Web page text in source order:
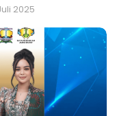
2025